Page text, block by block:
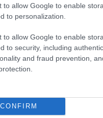
to allow Google to enable
to personalization.
to allow Google to enable
to security, including
and fraud prevention,
CONFIRM